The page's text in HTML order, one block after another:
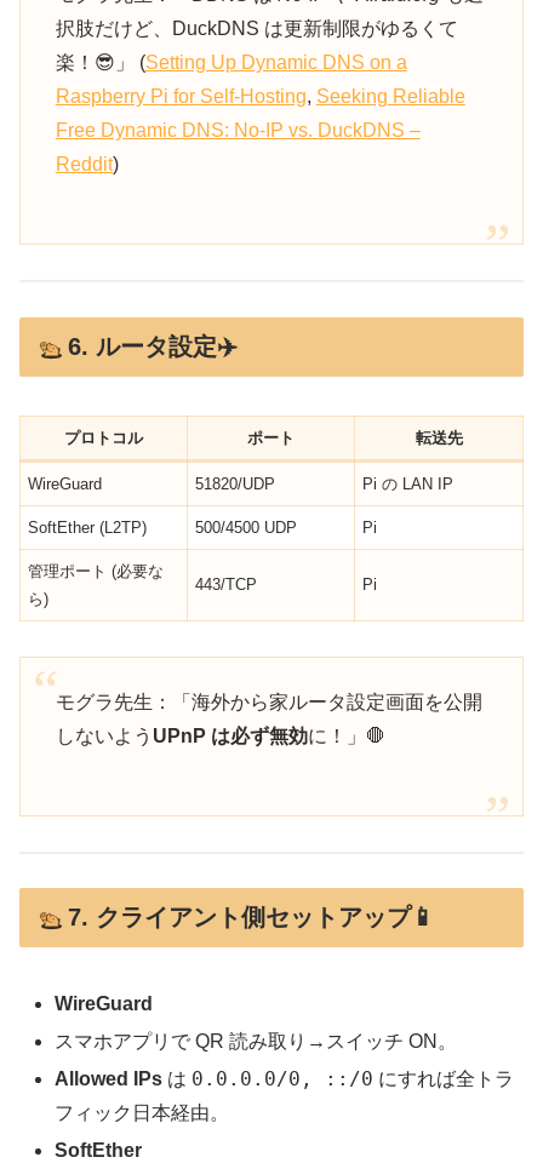
択肢だけど、DuckDNS は更新制限がゆるくて
楽！😎」 (Setting Up Dynamic DNS on a
Raspberry Pi for Self-Hosting, Seeking Reliable
Free Dynamic DNS: No-IP vs. DuckDNS –
Reddit)
6. ルータ設定✈️
プロトコル ポート 転送先
WireGuard 51820/UDP Pi の LAN IP
SoftEther (L2TP) 500/4500 UDP Pi
管理ポート (必要な
ら)
443/TCP Pi
モグラ先生：「海外から家ルータ設定画面を公開
しないよう UPnP は必ず無効に！」🛑
7. クライアント側セットアップ📱
WireGuard
スマホアプリで QR 読み取り→スイッチ ON。
Allowed IPs は 0.0.0.0/0, ::/0 にすれば全トラ
フィック日本経由。
SoftEther